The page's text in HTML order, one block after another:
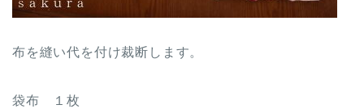
布を縫い代を付け裁断します。
袋布 １枚